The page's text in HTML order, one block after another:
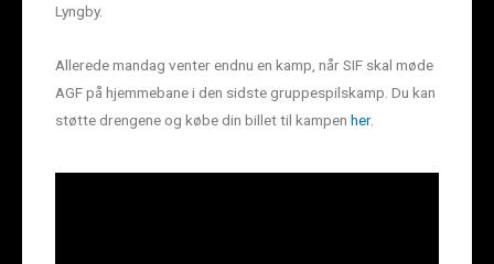
Lyngby.
Allerede mandag venter endnu en kamp, når SIF skal møde
AGF på hjemmebane i den sidste gruppespilskamp. Du kan
støtte drengene og købe din billet til kampen her.